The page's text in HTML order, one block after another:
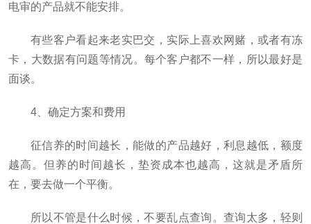
电审的产品就不能安排。
有些客户看起来老实巴交，实际上喜欢网赌，或者有冻
卡，大数据有问题等情况。每个客户都不一样，所以最好是
面谈。
4、确定方案和费用
征信养的时间越长，能做的产品越好，利息越低，额度
越高。但养的时间越长，垫资成本也越高，这就是矛盾所
在，要去做一个平衡。
所以不管是什么时候，不要乱点查询。查询太多，轻则